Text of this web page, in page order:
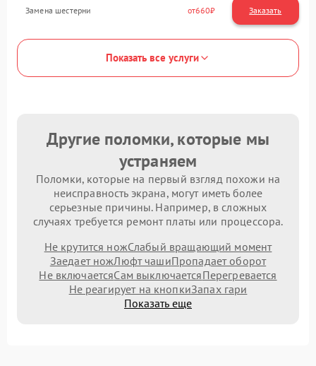
Замена шестерни 660
Показать все услуги
Другие поломки, которые мы
устраняем
Поломки, которые на первый взгляд похожи на
неисправность экрана, могут иметь более
серьезные причины. Например, в сложных
случаях требуется ремонт платы или процессора.
Не крутится ножСлабый вращающий момент
Заедает ножЛюфт чашиПропадает оборот
Не включаетсяСам выключаетсяПерегревается
Не реагирует на кнопкиЗапах гари
Показать еще